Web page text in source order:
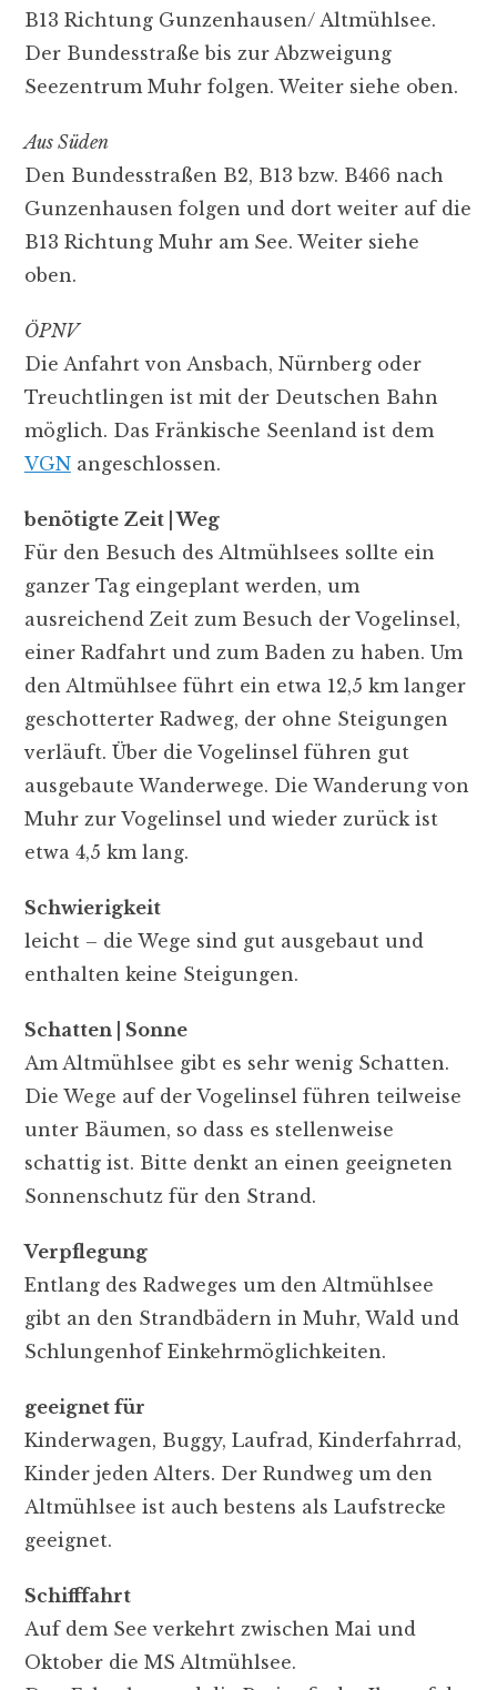
B13 Richtung Gunzenhausen/ Altmühlsee.
Der Bundesstraße bis zur Abzweigung
Seezentrum Muhr folgen. Weiter siehe oben.
Aus Süden
Den Bundesstraßen B2, B13 bzw. B466 nach
Gunzenhausen folgen und dort weiter auf die
B13 Richtung Muhr am See. Weiter siehe
oben.
ÖPNV
Die Anfahrt von Ansbach, Nürnberg oder
Treuchtlingen ist mit der Deutschen Bahn
möglich. Das Fränkische Seenland ist dem
VGNangeschlossen.
benötigte Zeit | Weg
Für den Besuch des Altmühlsees sollte ein
ganzer Tag eingeplant werden, um
ausreichend Zeit zum Besuch der Vogelinsel,
einer Radfahrt und zum Baden zu haben. Um
den Altmühlsee führt ein etwa 12,5 km langer
geschotterter Radweg, der ohne Steigungen
verläuft. Über die Vogelinsel führen gut
ausgebaute Wanderwege. Die Wanderung von
Muhr zur Vogelinsel und wieder zurück ist
etwa 4,5 km lang.
Schwierigkeit
leicht – die Wege sind gut ausgebaut und
enthalten keine Steigungen.
Schatten | Sonne
Am Altmühlsee gibt es sehr wenig Schatten.
Die Wege auf der Vogelinsel führen teilweise
unter Bäumen, so dass es stellenweise
schattig ist. Bitte denkt an einen geeigneten
Sonnenschutz für den Strand.
Verpflegung
Entlang des Radweges um den Altmühlsee
gibt an den Strandbädern in Muhr, Wald und
Schlungenhof Einkehrmöglichkeiten.
geeignet für
Kinderwagen, Buggy, Laufrad, Kinderfahrrad,
Kinder jeden Alters. Der Rundweg um den
Altmühlsee ist auch bestens als Laufstrecke
geeignet.
Schifffahrt
Auf dem See verkehrt zwischen Mai und
Oktober die MS Altmühlsee.